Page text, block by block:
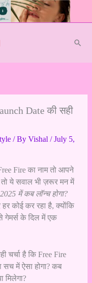
Date की सही
/ By Vishal /July 5,
Fire का नाम तो आपने
ये सवाल भी ज़रूर मन में
में कब लॉन्च होगा?
कोई कर रहा है, क्योंकि
गेमर्स के दिल में एक
है कि Free Fire
में ऐसा होगा? कब
मिलेगा?